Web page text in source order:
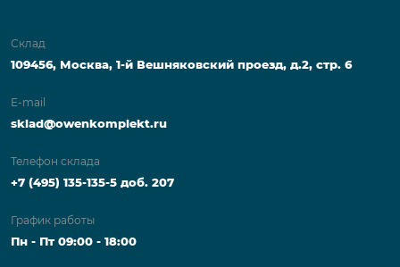
Склад
109456, Москва, 1-й Вешняковский проезд, д.2, стр. 6
E-mail
sklad@owenkomplekt.ru
Телефон склада
+7 (495) 135-135-5 доб. 207
График работы
Пн - Пт 09:00 - 18:00